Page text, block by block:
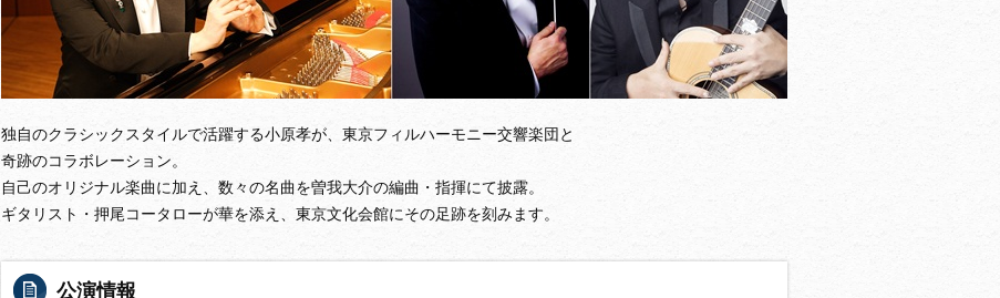
独自のクラシックスタイルで活躍する小原孝が、東京フィルハーモニー交響楽団と
奇跡のコラボレーション。
自己のオリジナル楽曲に加え、数々の名曲を曽我大介の編曲・指揮にて披露。
ギタリスト・押尾コータローが華を添え、東京文化会館にその足跡を刻みます。
公演情報